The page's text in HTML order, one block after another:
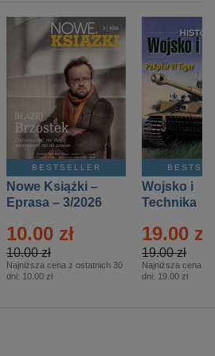
BESTSELLER
Nowe Książki –
Eprasa – 3/2026
10.00 zł
10.00 zł
Najniższa cena z ostatnich 30
dni: 10.00 zł
Wojsko i
Technika
– 2/2026
19.00 zł
19.00 zł
Najniższa cena z
dni: 19.00 zł